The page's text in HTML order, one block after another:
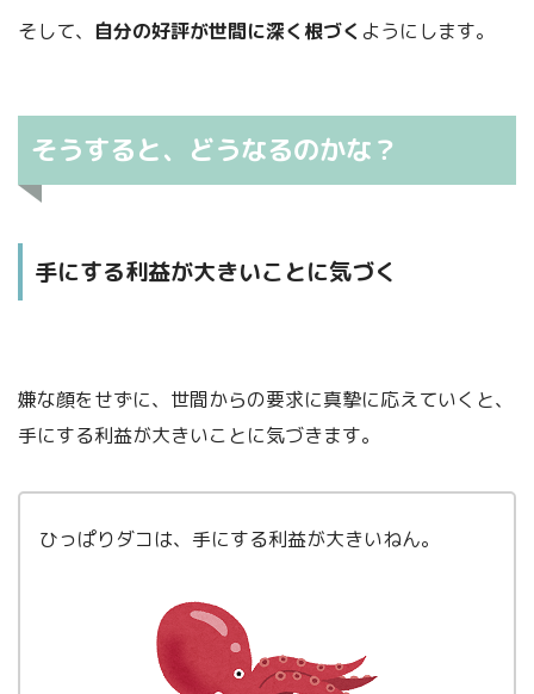
そして、 自分の好評が世間に深く根づく ようにします。
そうすると、どうなるのかな？
手にする利益が大きいことに気づく
嫌な顔をせずに、世間からの要求に真摯に応えていくと、
手にする利益が大きいことに気づきます。
ひっぱりダコは、手にする利益が大きいねん。